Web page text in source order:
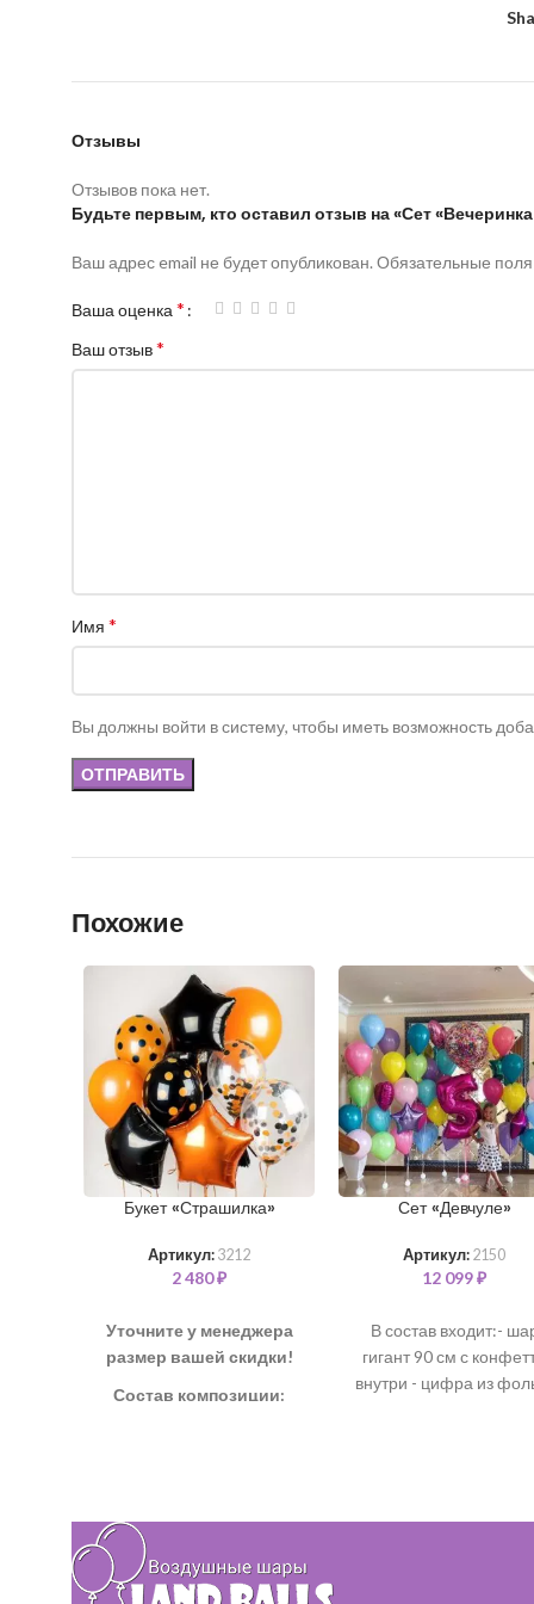
Отзывы
Отзывов пока нет.
Будьте первым, кто оставил отзыв на «Сет
Ваш адрес email не будет опубликован. Обязательные
Ваша оценка *
Ваш отзыв*
Имя *
Вы должны войти в систему, чтобы иметь возможность
Похожие
Букет «Страшилка»
Артикул: 3212
2 480₽
Уточните у менеджера
размер вашей скидки!
Состав композиции:
Шар "Горох" 35 см – 2 шт
Сет «Девчуле»
Артикул: 2150
12 099₽
В состав входит:-
гигант 90 см с
внутри - цифра из